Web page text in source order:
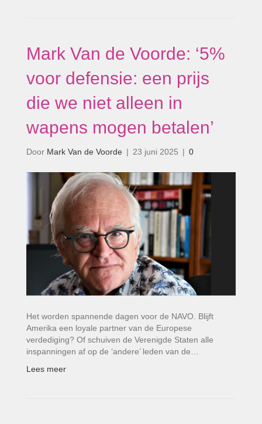
Mark Van de Voorde: ‘5%
voor defensie: een prijs
die we niet alleen in
wapens mogen betalen’
Door Mark Van de Voorde | 23 juni 2025 | 0
Het worden spannende dagen voor de NAVO. Blijft
Amerika een loyale partner van de Europese
verdediging? Of schuiven de Verenigde Staten alle
inspanningen af op de ‘andere’ leden van de…
Lees meer